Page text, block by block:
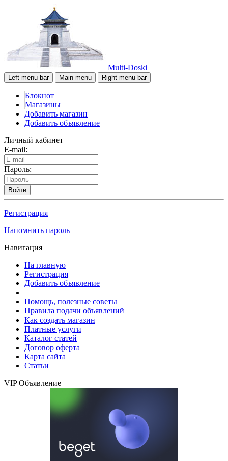
Multi-Doski
Left menu bar Main menu Right menu bar
Блокнот
Магазины
Добавить магазин
Добавить объявление
Личный кабинет
E-mail:
Пароль:
Войти
Регистрация
Напомнить пароль
Навигация
На главную
Регистрация
Добавить объявление
Помощь, полезные советы
Правила подачи объявлений
Как создать магазин
Платные услуги
Каталог статей
Договор оферта
Карта сайта
Статьи
VIP Объявление